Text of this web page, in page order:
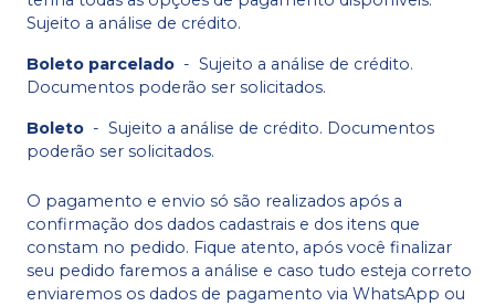
Sujeito a análise de crédito.
Boleto parcelado - Sujeito a análise de crédito.
Documentos poderão ser solicitados.
Boleto - Sujeito a análise de crédito. Documentos
poderão ser solicitados.
O pagamento e envio só são realizados após a
confirmação dos dados cadastrais e dos itens que
constam no pedido. Fique atento, após você finalizar
seu pedido faremos a análise e caso tudo esteja correto
enviaremos os dados de pagamento via WhatsApp ou